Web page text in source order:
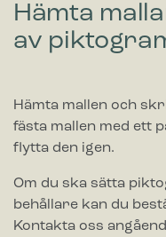
Hämta
av
Hämta mallen och
fästa mallen med ett
flytta den igen.
Om du ska sätta
behållare kan du
Kontakta oss